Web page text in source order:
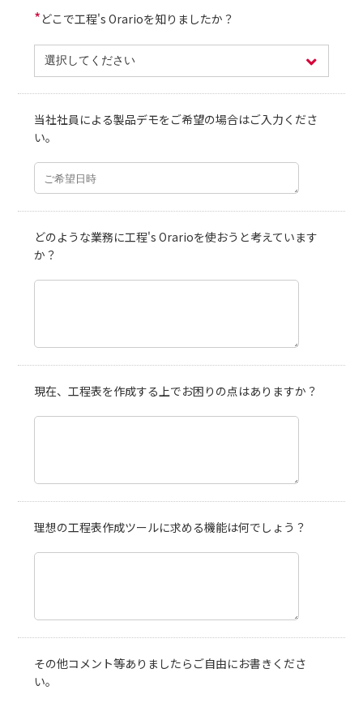
*どこで工程's Orarioを知りましたか？
当社社員による製品デモをご希望の場合はご入力くださ
い。
どのような業務に工程's Orarioを使おうと考えています
か？
現在、工程表を作成する上でお困りの点はありますか？
理想の工程表作成ツールに求める機能は何でしょう？
その他コメント等ありましたらご自由にお書きくださ
い。